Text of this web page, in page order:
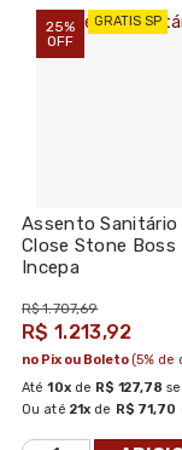
25%
OFF
GRATIS SP
Assento
Close Stone Boss
Incepa
R$ 1.707,69
R$ 1.213,92
Até10xde R$ 127,78
Ou até 21x de R$ 71,70
no Pix ou Boleto(5% de